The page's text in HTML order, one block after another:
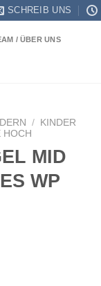
SCHREIB UNS
/ ÜBER UNS
/
KINDER
HOCH
MID
WP